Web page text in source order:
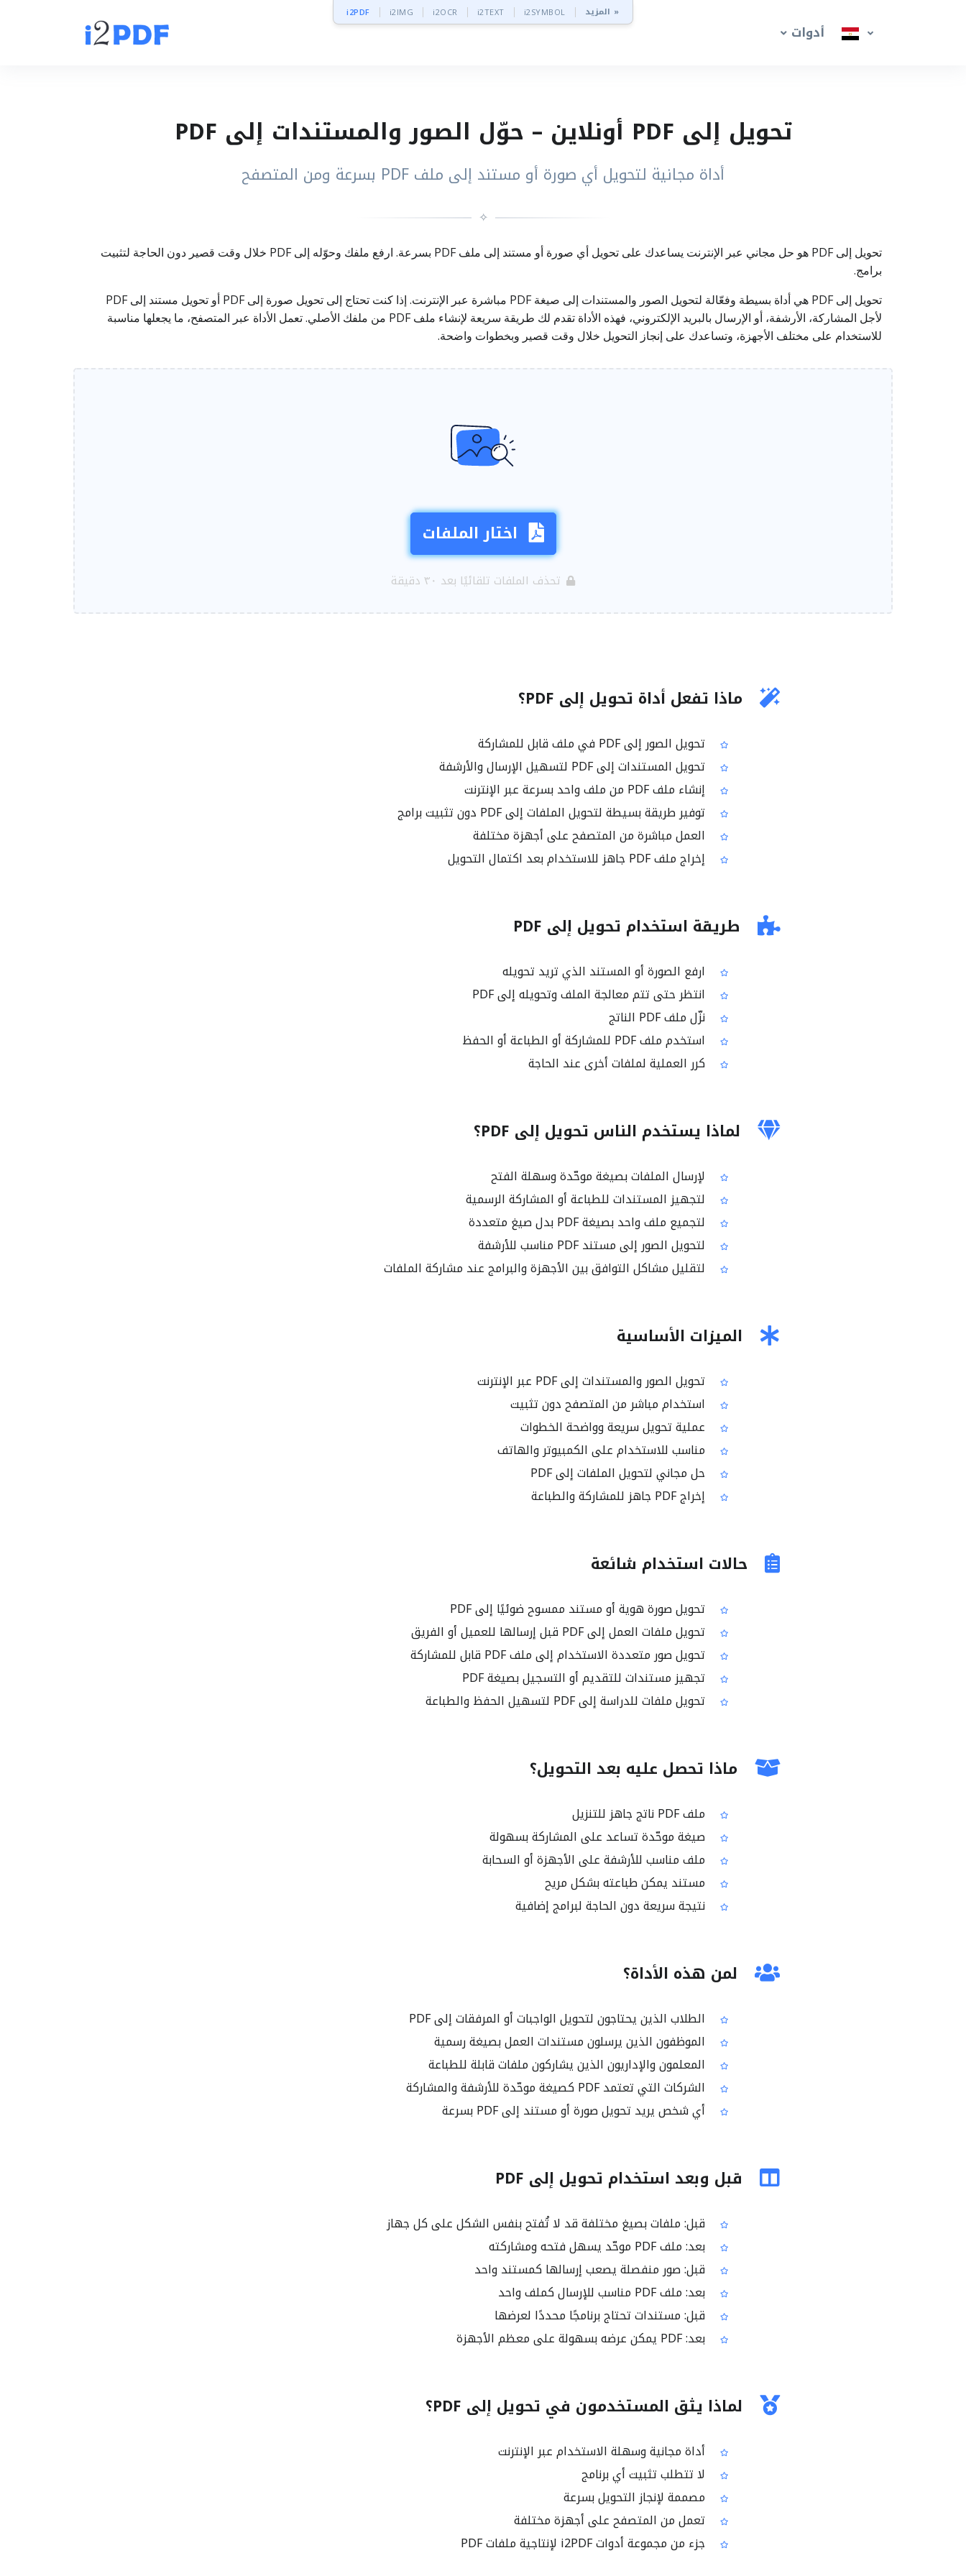
i2PDF i2IMG i2OCR i2TEXT i2SYMBOL المزيد »
أدوات
تحويل إلى PDF أونلاين – حوّل الصور والمستندات إلى PDF
أداة مجانية لتحويل أي صورة أو مستند إلى ملف PDF بسرعة ومن المتصفح
✧
تحويل إلى PDF هو حل مجاني عبر الإنترنت يساعدك على تحويل أي صورة أو مستند إلى ملف PDF بسرعة. ارفع ملفك وحوّله إلى PDF خلال وقت قصير دون الحاجة لتثبيت
برامج.
تحويل إلى PDF هي أداة بسيطة وفعّالة لتحويل الصور والمستندات إلى صيغة PDF مباشرة عبر الإنترنت. إذا كنت تحتاج إلى تحويل صورة إلى PDF أو تحويل مستند إلى PDF
لأجل المشاركة، الأرشفة، أو الإرسال بالبريد الإلكتروني، فهذه الأداة تقدم لك طريقة سريعة لإنشاء ملف PDF من ملفك الأصلي. تعمل الأداة عبر المتصفح، ما يجعلها مناسبة
للاستخدام على مختلف الأجهزة، وتساعدك على إنجاز التحويل خلال وقت قصير وبخطوات واضحة.
اختار الملفات
تحذف الملفات تلقائيًا بعد ٣٠ دقيقة
ماذا تفعل أداة تحويل إلى PDF؟
تحويل الصور إلى PDF في ملف قابل للمشاركة
تحويل المستندات إلى PDF لتسهيل الإرسال والأرشفة
إنشاء ملف PDF من ملف واحد بسرعة عبر الإنترنت
توفير طريقة بسيطة لتحويل الملفات إلى PDF دون تثبيت برامج
العمل مباشرة من المتصفح على أجهزة مختلفة
إخراج ملف PDF جاهز للاستخدام بعد اكتمال التحويل
طريقة استخدام تحويل إلى PDF
ارفع الصورة أو المستند الذي تريد تحويله
انتظر حتى تتم معالجة الملف وتحويله إلى PDF
نزّل ملف PDF الناتج
استخدم ملف PDF للمشاركة أو الطباعة أو الحفظ
كرر العملية لملفات أخرى عند الحاجة
لماذا يستخدم الناس تحويل إلى PDF؟
لإرسال الملفات بصيغة موحّدة وسهلة الفتح
لتجهيز المستندات للطباعة أو المشاركة الرسمية
لتجميع ملف واحد بصيغة PDF بدل صيغ متعددة
لتحويل الصور إلى مستند PDF مناسب للأرشفة
لتقليل مشاكل التوافق بين الأجهزة والبرامج عند مشاركة الملفات
الميزات الأساسية
تحويل الصور والمستندات إلى PDF عبر الإنترنت
استخدام مباشر من المتصفح دون تثبيت
عملية تحويل سريعة وواضحة الخطوات
مناسب للاستخدام على الكمبيوتر والهاتف
حل مجاني لتحويل الملفات إلى PDF
إخراج PDF جاهز للمشاركة والطباعة
حالات استخدام شائعة
تحويل صورة هوية أو مستند ممسوح ضوئيًا إلى PDF
تحويل ملفات العمل إلى PDF قبل إرسالها للعميل أو الفريق
تحويل صور متعددة الاستخدام إلى ملف PDF قابل للمشاركة
تجهيز مستندات للتقديم أو التسجيل بصيغة PDF
تحويل ملفات للدراسة إلى PDF لتسهيل الحفظ والطباعة
ماذا تحصل عليه بعد التحويل؟
ملف PDF ناتج جاهز للتنزيل
صيغة موحّدة تساعد على المشاركة بسهولة
ملف مناسب للأرشفة على الأجهزة أو السحابة
مستند يمكن طباعته بشكل مريح
نتيجة سريعة دون الحاجة لبرامج إضافية
لمن هذه الأداة؟
الطلاب الذين يحتاجون لتحويل الواجبات أو المرفقات إلى PDF
الموظفون الذين يرسلون مستندات العمل بصيغة رسمية
المعلمون والإداريون الذين يشاركون ملفات قابلة للطباعة
الشركات التي تعتمد PDF كصيغة موحّدة للأرشفة والمشاركة
أي شخص يريد تحويل صورة أو مستند إلى PDF بسرعة
قبل وبعد استخدام تحويل إلى PDF
قبل: ملفات بصيغ مختلفة قد لا تُفتح بنفس الشكل على كل جهاز
بعد: ملف PDF موحّد يسهل فتحه ومشاركته
قبل: صور منفصلة يصعب إرسالها كمستند واحد
بعد: ملف PDF مناسب للإرسال كملف واحد
قبل: مستندات تحتاج برنامجًا محددًا لعرضها
بعد: PDF يمكن عرضه بسهولة على معظم الأجهزة
لماذا يثق المستخدمون في تحويل إلى PDF؟
أداة مجانية وسهلة الاستخدام عبر الإنترنت
لا تتطلب تثبيت أي برنامج
مصممة لإنجاز التحويل بسرعة
تعمل من المتصفح على أجهزة مختلفة
جزء من مجموعة أدوات i2PDF لإنتاجية ملفات PDF